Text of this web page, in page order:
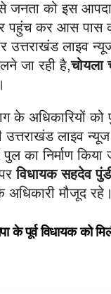
को इस
पहुंच कर आस पास
उत्तराखंड लाइव
जा रही है,चोयला
के अधिकारियों
उत्तराखंड लाइव
निर्माण किया
विधायक सहदेव
अधिकारी मौजूद रहे।
के पूर्व विधायक को